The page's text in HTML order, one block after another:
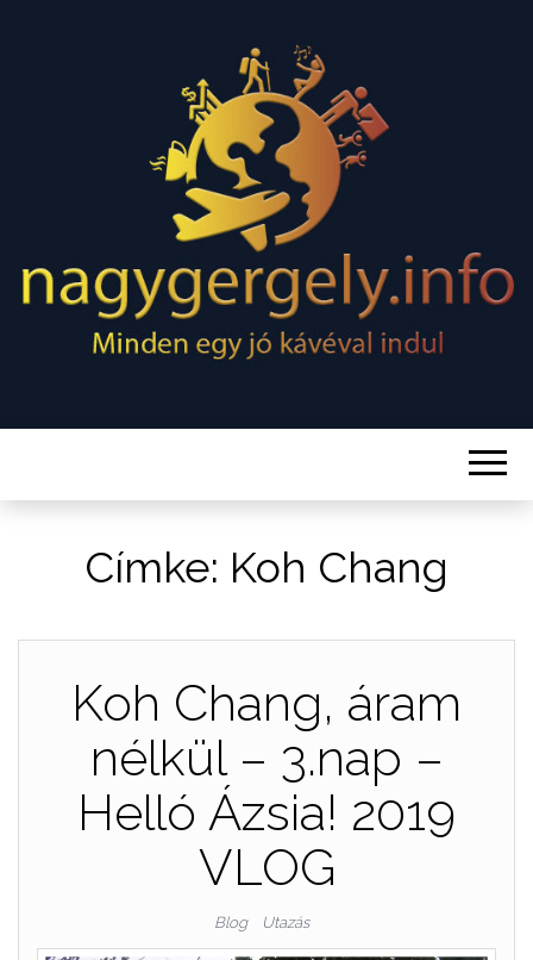
NAGY
GERGELY
Minden egy jó kávéval indul
Címke: Koh Chang
Koh Chang, áram
nélkül – 3.nap –
Helló Ázsia! 2019
VLOG
Blog Utazás